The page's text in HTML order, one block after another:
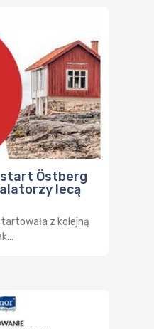
start Östberg
lecą
z kolejną